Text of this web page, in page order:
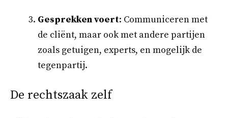
Gesprekken voert: Communiceren met
de cliënt, maar ook met andere partijen
zoals getuigen, experts, en mogelijk de
tegenpartij.
De rechtszaak zelf